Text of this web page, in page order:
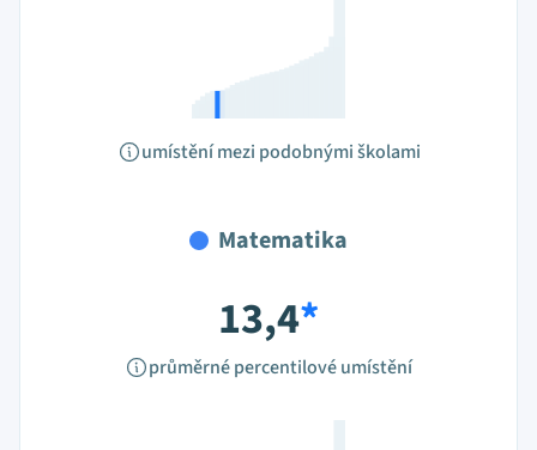
umístění mezi podobnými školami
Matematika
13,4*
průměrné percentilové umístění